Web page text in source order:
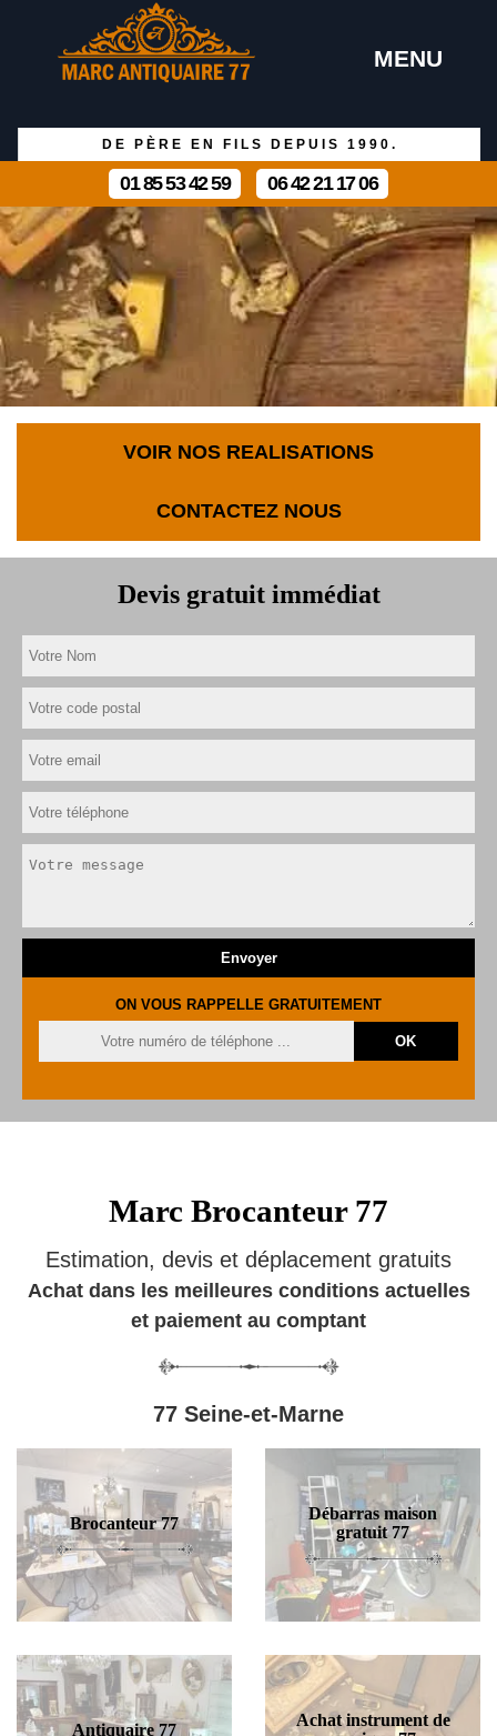
MENU
DE PÈRE EN FILS DEPUIS 1990.
01 85 53 42 59 06 42 21 17 06
VOIR NOS REALISATIONS
CONTACTEZ NOUS
Devis gratuit immédiat
ON VOUS RAPPELLE GRATUITEMENT
Marc Brocanteur 77
Estimation, devis et déplacement gratuits
Achat dans les meilleures conditions actuelles
et paiement au comptant
77 Seine-et-Marne
Brocanteur 77
Débarras maison
gratuit 77
Antiquaire 77
Achat instrument de